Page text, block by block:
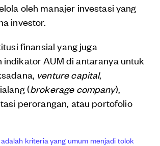
oleh manajer investasi yang
investor.
finansial yang juga
indikator AUM di antaranya untuk
venture capital,
(brokerage company),
perorangan, atau portofolio
kriteria yang umum menjadi tolok